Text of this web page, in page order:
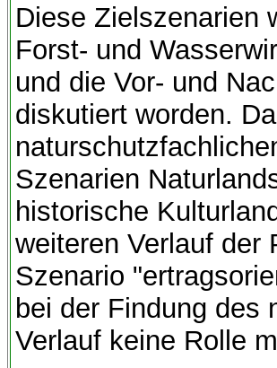
Diese Zielszenarien
Forst- und
und die Vor- und
diskutiert worden.
Szenarien
historische
weiteren Verlauf der
Szenario
bei der Findung des
Verlauf keine Rolle